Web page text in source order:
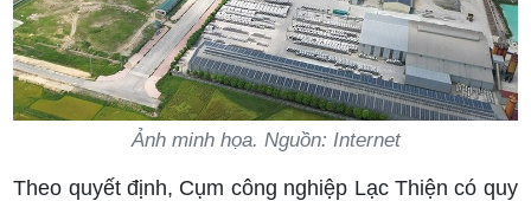
Ảnh minh họa. Nguồn: Internet
Theo quyết định, Cụm công nghiệp Lạc Thiện có quy